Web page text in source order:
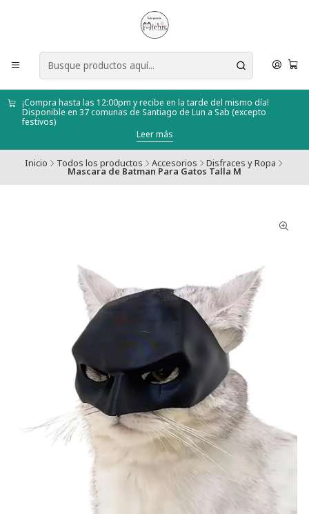
¡Compra hasta las 12:00pm y recibe en la tarde del mismo día!
Disponible en 37 comunas de Santiago de Lun a Sab (excepto
festivos)
Leer más
Inicio Todos los productos Accesorios Disfraces y Ropa
Mascara de Batman Para Gatos Talla M